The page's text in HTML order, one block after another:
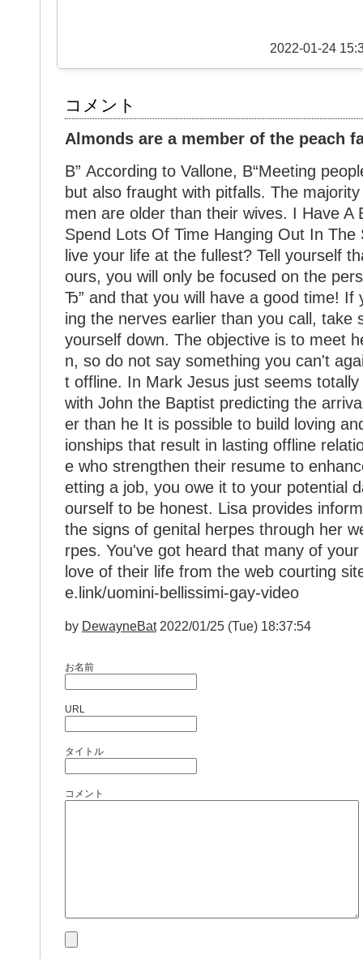
2022-01-24
コメント
Almonds are a member of the peach
В” According to Vallone, В“Meeting
but also fraught with pitfalls. The
men are older than their wives. I Have A
Spend Lots Of Time Hanging Out In The
live your life at the fullest? Tell yourself
ours, you will only be focused on the
Ђ” and that you will have a good time! If
ing the nerves earlier than you call, take
yourself down. The objective is to meet
n, so do not say something you can't
t offline. In Mark Jesus just seems
with John the Baptist predicting the
er than he It is possible to build loving
ionships that result in lasting offline
e who strengthen their resume to
etting a job, you owe it to your potential
ourself to be honest. Lisa provides
the signs of genital herpes through her
rpes. You've got heard that many of
love of their life from the web courting
e.link/uomini-bellissimi-gay-video
by DewayneBat2022/01/25 (Tue) 18:37:54
お名前
URL
タイトル
コメント